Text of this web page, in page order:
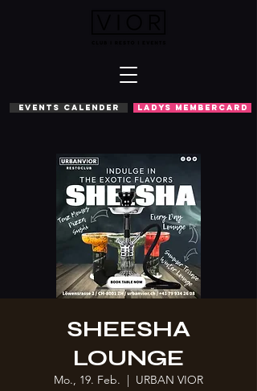
EVENTS CALENDER LADYS MEMBERCARD
SHEESHA
LOUNGE
Mo., 19. Feb.
  |
URBAN VIOR